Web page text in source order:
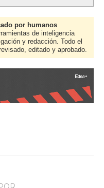
por humanos
de inteligencia
y redacción. Todo el
editado y aprobado.